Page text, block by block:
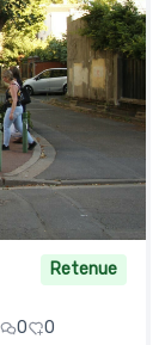
Retenue
0 0